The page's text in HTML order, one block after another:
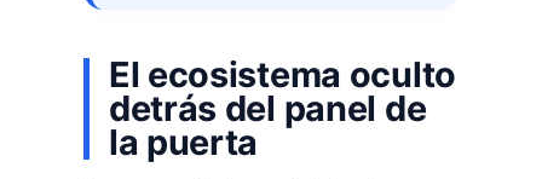
El ecosistema oculto
detrás del panel de
la puerta